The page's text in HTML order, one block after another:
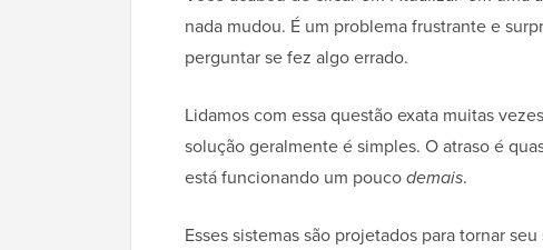
nada mudou. É um problema frustrante e
perguntar se fez algo errado.
Lidamos com essa questão exata muitas
solução geralmente é simples. O atraso é
está funcionando um poucodemais.
Esses sistemas são projetados para tornar